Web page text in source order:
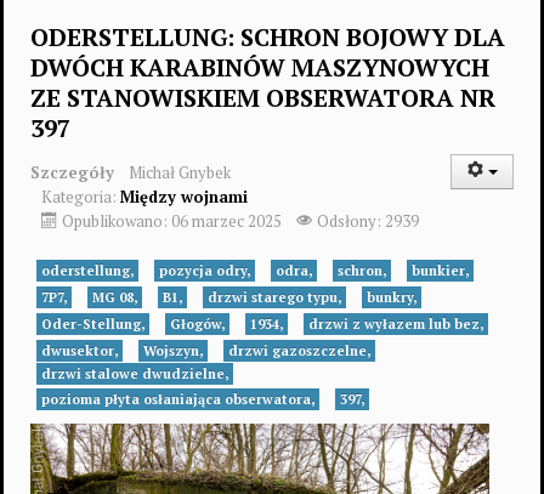
ODERSTELLUNG: SCHRON BOJOWY DLA
DWÓCH KARABINÓW MASZYNOWYCH
ZE STANOWISKIEM OBSERWATORA NR
397
Szczegóły
Michał Gnybek
Kategoria: Między wojnami
Opublikowano: 06 marzec 2025
Odsłony: 2939
oderstellung, pozycja odry, odra, schron,
bunkier,
7P7,
MG 08, B1, drzwi starego typu,
bunkry,
Oder-Stellung,
Głogów, 1934,
drzwi z wyłazem lub bez,
dwusektor,
Wojszyn,
drzwi gazoszczelne,
drzwi stalowe dwudzielne,
pozioma płyta osłaniająca obserwatora,
397,